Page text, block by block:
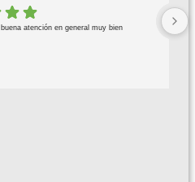
atención en general muy bien